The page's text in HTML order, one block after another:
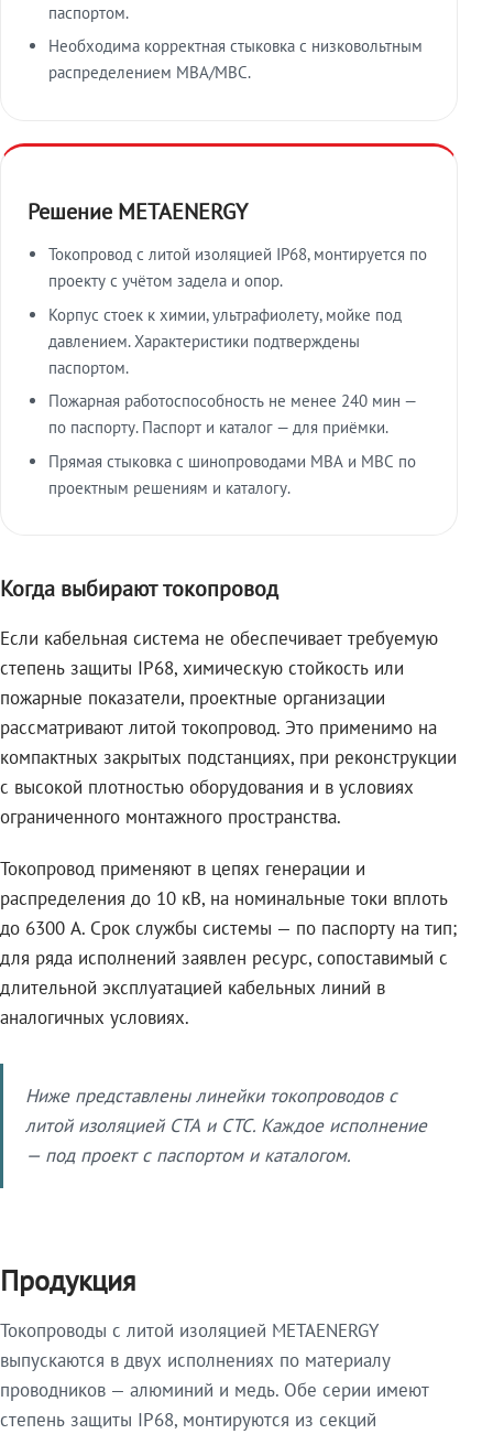
паспортом.
Необходима корректная стыковка с низковольтным
распределением МВА/МВС.
Решение METAENERGY
Токопровод с литой изоляцией IP68, монтируется по
проекту с учётом задела и опор.
Корпус стоек к химии, ультрафиолету, мойке под
давлением. Характеристики подтверждены
паспортом.
Пожарная работоспособность не менее 240 мин —
по паспорту. Паспорт и каталог — для приёмки.
Прямая стыковка с шинопроводами МВА и МВС по
проектным решениям и каталогу.
Когда выбирают токопровод
Если кабельная система не обеспечивает требуемую
степень защиты IP68, химическую стойкость или
пожарные показатели, проектные организации
рассматривают литой токопровод. Это применимо на
компактных закрытых подстанциях, при реконструкции
с высокой плотностью оборудования и в условиях
ограниченного монтажного пространства.
Токопровод применяют в цепях генерации и
распределения до 10 кВ, на номинальные токи вплоть
до 6300 А. Срок службы системы — по паспорту на тип;
для ряда исполнений заявлен ресурс, сопоставимый с
длительной эксплуатацией кабельных линий в
аналогичных условиях.
Ниже представлены линейки токопроводов с
литой изоляцией СТА и СТС. Каждое исполнение
— под проект с паспортом и каталогом.
Продукция
Токопроводы с литой изоляцией METAENERGY
выпускаются в двух исполнениях по материалу
проводников — алюминий и медь. Обе серии имеют
степень защиты IP68, монтируются из секций